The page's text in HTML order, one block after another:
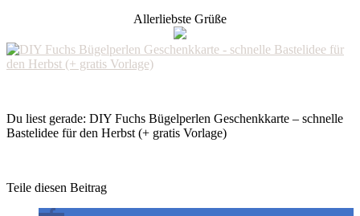
Allerliebste Grüße
Du liest gerade: DIY Fuchs Bügelperlen Geschenkkarte – schnelle
Bastelidee für den Herbst (+ gratis Vorlage)
Teile diesen Beitrag